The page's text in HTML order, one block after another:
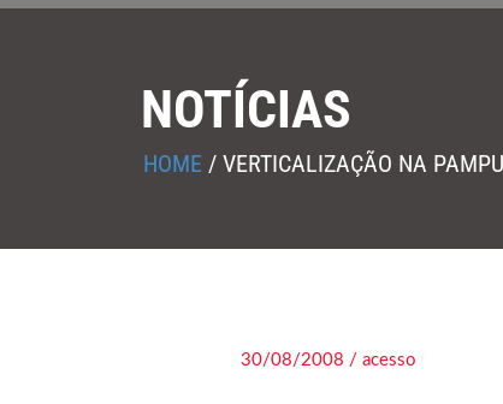
NOTÍCIAS
HOME / VERTICALIZAÇÃO NA
30/08/2008 / acesso